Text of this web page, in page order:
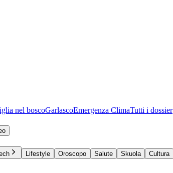
nel boscoGarlascoEmergenza ClimaTutti i dossier
Lifestyle Oroscopo Salute Skuola Cultura